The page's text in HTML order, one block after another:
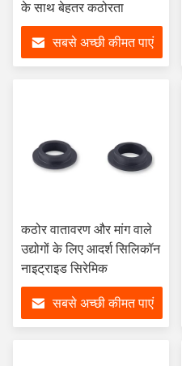
के साथ बेहतर कठोरता
सबसे अच्छी कीमत पाएं
कठोर वातावरण और मांग वाले
उद्योगों के लिए आदर्श सिलिकॉन
नाइट्राइड सिरेमिक
सबसे अच्छी कीमत पाएं